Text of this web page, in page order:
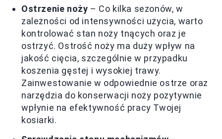
Ostrzenie noży – Co kilka sezonów, w
zależności od intensywności użycia, warto
kontrolować stan noży tnących oraz je
ostrzyć. Ostrość noży ma duży wpływ na
jakość cięcia, szczególnie w przypadku
koszenia gęstej i wysokiej trawy.
Zainwestowanie w odpowiednie ostrze oraz
narzędzia do konserwacji noży pozytywnie
wpłynie na efektywność pracy Twojej
kosiarki.